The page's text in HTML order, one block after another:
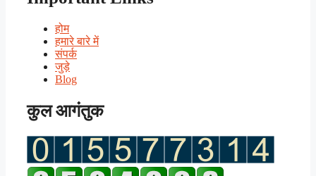
होम
हमारे बारे में
संपर्क
जुड़े
Blog
कुल आगंतुक